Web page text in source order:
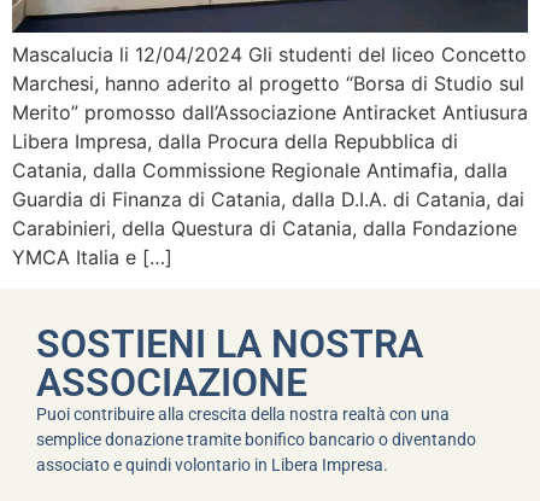
Mascalucia li 12/04/2024 Gli studenti del liceo Concetto
Marchesi, hanno aderito al progetto “Borsa di Studio sul
Merito” promosso dall’Associazione Antiracket Antiusura
Libera Impresa, dalla Procura della Repubblica di
Catania, dalla Commissione Regionale Antimafia, dalla
Guardia di Finanza di Catania, dalla D.I.A. di Catania, dai
Carabinieri, della Questura di Catania, dalla Fondazione
YMCA Italia e […]
SOSTIENI LA NOSTRA
ASSOCIAZIONE
Puoi contribuire alla crescita della nostra realtà con una
semplice donazione tramite bonifico bancario o diventando
associato e quindi volontario in Libera Impresa.